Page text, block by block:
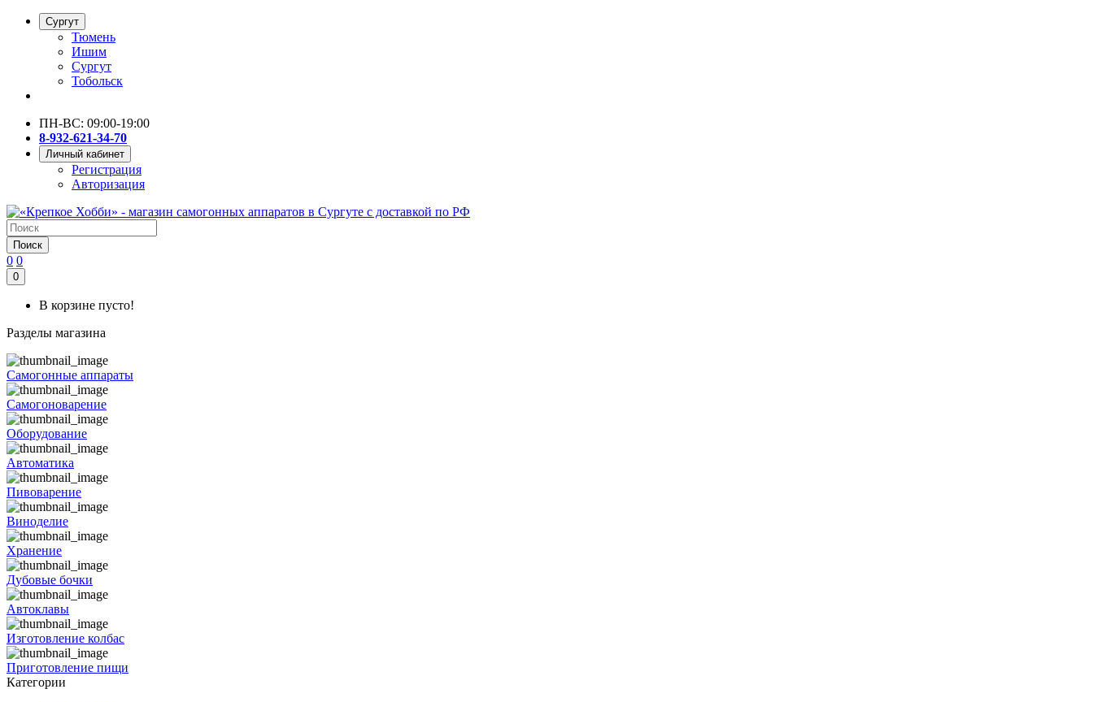
Сургут
Тюмень
Ишим
Сургут
Тобольск
ПН-ВС: 09:00-19:00
8-932-621-34-70
Личный кабинет
Регистрация
Авторизация
Поиск
0 0
0
В корзине пусто!
Разделы магазина
Самогонные аппараты
Самогоноварение
Оборудование
Автоматика
Пивоварение
Виноделие
Хранение
Дубовые бочки
Автоклавы
Изготовление колбас
Приготовление пищи
Категории